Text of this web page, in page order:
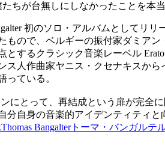
ちが台無しにしなかったことを本
初のソロ・アルバムとしてリ
もので、ベルギーの振付家ダミア
とするクラシック音楽レーベル
ス人作曲家ヤニス・クセナキスか
っている。
にとって、再結成という扉が完全
分自身の音楽的アイデンティティと
Thomas Bangalterトーマ・バンガルテ